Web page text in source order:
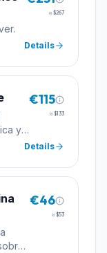
≈ $267
Details
y
€115
≈ $133
Details
€46
≈ $53